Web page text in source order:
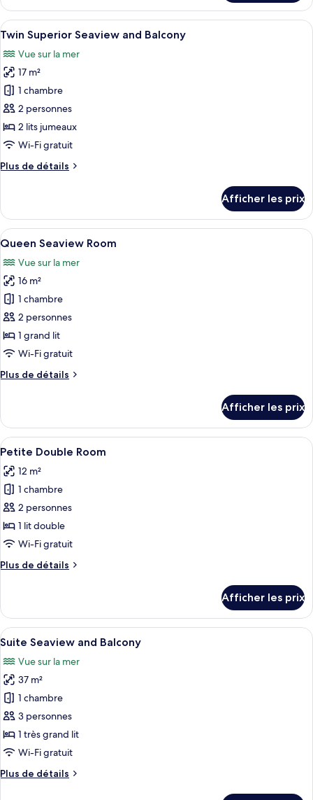
Room
Twin
Standard
Room
Afficher
toutes
les
photos
pour
ce
type
de
chambre :
Twin
and
Balcony
Une chambre d’hôtel avec un grand
4
Twin Superior Seaview and Balcony
Vue sur la mer
17 m²
1 chambre
2 personnes
2 lits jumeaux
Wi-Fi gratuit
Plus de détails
Plus
Twin
Superior
Seaview
Balcony
Afficher les prix
Afficher
toutes
les
photos
pour
ce
type
de
chambre :
Queen
Une chambre à coucher avec un lit,
4
Queen Seaview Room
Vue sur la mer
16 m²
1 chambre
2 personnes
1 grand lit
Wi-Fi gratuit
Plus de détails
Plus
Queen
Seaview
Room
Afficher les prix
Afficher
toutes
les
photos
pour
ce
type
chambre :
Room
Une chambre à coucher avec un lit,
3
Petite Double Room
12 m²
1 chambre
2 personnes
1 lit double
Wi-Fi gratuit
Plus de détails
Plus
Petite
Double
Room
Afficher les prix
Afficher
toutes
les
photos
pour
ce
type
de
chambre :
Suite
Une chambre d’hôtel avec un lit,
6
Suite Seaview and Balcony
Vue sur la mer
37 m²
1 chambre
3 personnes
1 très grand lit
Wi-Fi gratuit
Plus de détails
Plus